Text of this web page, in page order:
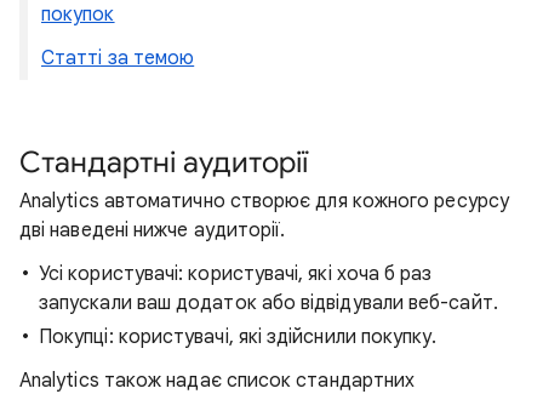
покупок
Статті за темою
Стандартні аудиторії
Analytics автоматично створює для кожного ресурсу
дві наведені нижче аудиторії.
Усі користувачі: користувачі, які хоча б раз
запускали ваш додаток або відвідували веб-сайт.
Покупці: користувачі, які здійснили покупку.
Analytics також надає список стандартних